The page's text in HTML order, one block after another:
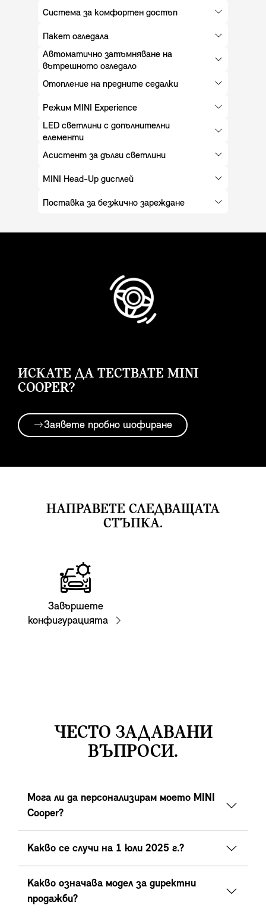
Система за комфортен достъп
Пакет огледала
Автоматично затъмняване на
вътрешното огледало
Отопление на предните седалки
Режим MINI Experience
LED светлини с допълнителни
елементи
Асистент за дълги светлини
MINI Head-Up дисплей
Поставка за безжично зареждане
ИСКАТЕ ДА ТЕСТВАТЕ MINI
COOPER?
Заявете пробно шофиране
НАПРАВЕТЕ СЛЕДВАЩАТА
СТЪПКА.
Завършете
конфигурацията
ЧЕСТО ЗАДАВАНИ
ВЪПРОСИ.
Мога ли да персонализирам моето MINI
Cooper?
Какво се случи на 1 юли 2025 г.?
Какво означава модел за директни
продажби?